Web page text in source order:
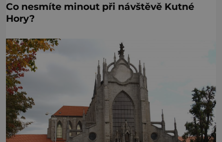
Co nesmíte minout při návštěvě Kutné
Hory?